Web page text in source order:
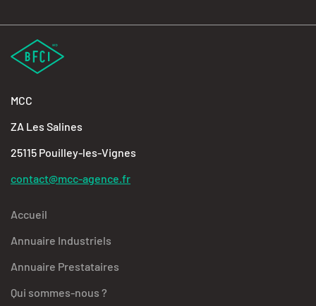
MCC
ZA Les Salines
25115 Pouilley-les-Vignes
contact@mcc-agence.fr
Accueil
Annuaire Industriels
Annuaire Prestataires
Qui sommes-nous ?